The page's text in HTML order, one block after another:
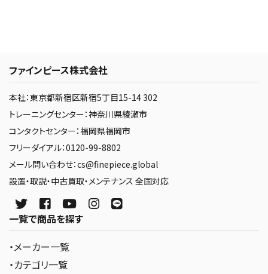
ファインピース株式会社
本社：東京都新宿区新宿5丁目15-14 302
トレーニングセンター：神奈川県綾瀬市
コンタクトセンター：福岡県福岡市
フリーダイアル：0120-99-8802
メール問い合わせ：cs@finepiece.global
設置・取説・中古買取・メンテナンス 全国対応
一覧で商品を探す
・メーカー一覧
・カテゴリ一覧